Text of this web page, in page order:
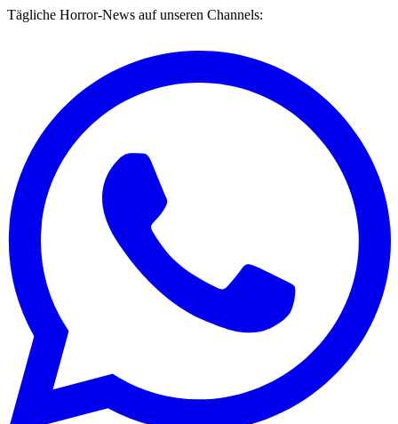
Tägliche Horror-News auf unseren Channels: